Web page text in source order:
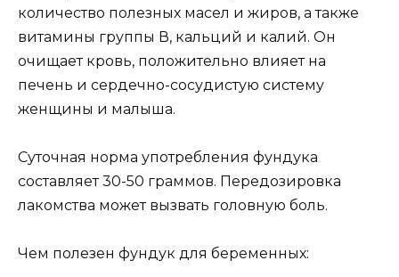
количество полезных масел и жиров, а также
витамины группы В, кальций и калий. Он
очищает кровь, положительно влияет на
печень и сердечно-сосудистую систему
женщины и малыша.
Суточная норма употребления фундука
составляет 30-50 граммов. Передозировка
лакомства может вызвать головную боль.
Чем полезен фундук для беременных: